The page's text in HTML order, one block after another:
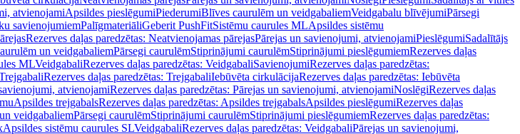
atvienojamiApsildes pieslēgumiPiederumiBlīves caurulēm un veidgabaliemVeidgabalu blīvējumiPārsegi
savienojumiemPalīgmateriāliGeberit PushFitSistēmu caurules MLApsildes sistēmu
Rezerves daļas paredzētas: Neatvienojamas pārejasPārejas un savienojumi, atvienojamiPieslēgumiSadalītājs
un veidgabaliemPārsegi caurulēmStiprinājumi caurulēmStiprinājumi pieslēgumiemRezerves daļas
MLVeidgabaliRezerves daļas paredzētas: VeidgabaliSavienojumiRezerves daļas paredzētas:
Rezerves daļas paredzētas: TrejgabaliIebūvēta cirkulācijaRezerves daļas paredzētas: Iebūvēta
atvienojamiRezerves daļas paredzētas: Pārejas un savienojumi, atvienojamiNoslēgiRezerves daļas
Apsildes trejgabalsRezerves daļas paredzētas: Apsildes trejgabalsApsildes pieslēgumiRezerves daļas
veidgabaliemPārsegi caurulēmStiprinājumi caurulēmStiprinājumi pieslēgumiemRezerves daļas paredzētas:
Apsildes sistēmu caurules SLVeidgabaliRezerves daļas paredzētas: VeidgabaliPārejas un savienojumi,